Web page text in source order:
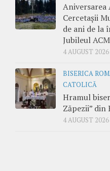
Aniversarea
Cercetașii
de ani de la
Jubileul ACM
4 AUGUST 2026
BISERICA
CATOLICĂ
Hramul
Zăpezii” din
4 AUGUST 2026